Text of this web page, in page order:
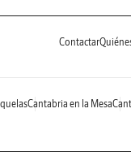
Contactar
Cantabria en la Mesa